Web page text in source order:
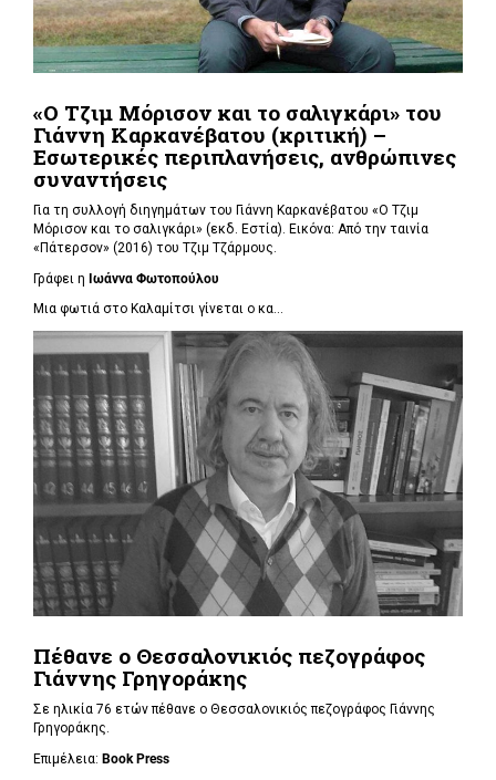
«Ο Τζιμ Μόρισον και το σαλιγκάρι» του
Γιάννη Καρκανέβατου (κριτική) –
Εσωτερικές περιπλανήσεις, ανθρώπινες
συναντήσεις
Για τη συλλογή διηγημάτων του Γιάννη Καρκανέβατου «Ο Τζιμ
Μόρισον και το σαλιγκάρι» (εκδ. Εστία). Εικόνα: Από την ταινία
«Πάτερσον» (2016) του Τζιμ Τζάρμους.
Γράφει η Ιωάννα Φωτοπούλου
Μια φωτιά στο Καλαμίτσι γίνεται ο κα...
Πέθανε ο Θεσσαλονικιός πεζογράφος
Γιάννης Γρηγοράκης
Σε ηλικία 76 ετών πέθανε ο Θεσσαλονικιός πεζογράφος Γιάννης
Γρηγοράκης.
Επιμέλεια: Book Press